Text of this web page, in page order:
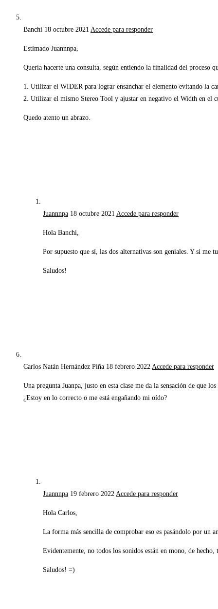
Banchi 18 octubre 2021 Accede para responder
Estimado Juannnpa,
Quería hacerte una consulta, según entiendo la finalidad del proceso
1. Utilizar el WIDER para lograr ensanchar el elemento evitando la
2. Utilizar el mismo Stereo Tool y ajustar en negativo el Width en el
Quedo atento un abrazo.
Juannnpa 18 octubre 2021 Accede para responder
Hola Banchi,
Por supuesto que sí, las dos alternativas son geniales. Y si
Saludos!
Carlos Natán Hernández Piña 18 febrero 2022 Accede para responder
Una pregunta Juanpa, justo en esta clase me da la sensación de que
¿Estoy en lo correcto o me está engañando mi oído?
Juannnpa 19 febrero 2022 Accede para responder
Hola Carlos,
La forma más sencilla de comprobar eso es pasándolo por un
Evidentemente, no todos los sonidos están en mono, de
Saludos! =)